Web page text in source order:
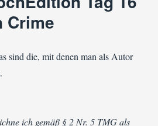
Gibt
es
überhaupt
»Literatur«?
Crime
sind die, mit denen man als Autor
ich gemäß § 2 Nr. 5 TMG als